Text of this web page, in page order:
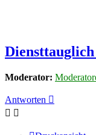
Moderator:
Antworten